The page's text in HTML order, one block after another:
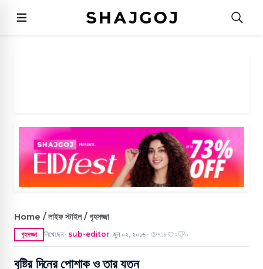
Home / লাইফ স্টাইল / গৃহসজ্জা
গৃহসজ্জা লিখেছেন ● sub-editor, জুন ০২, ২০১৬ ● ৭১৮ ২ ০
বৃষ্টির দিনের পোশাক ও তার যত্ন